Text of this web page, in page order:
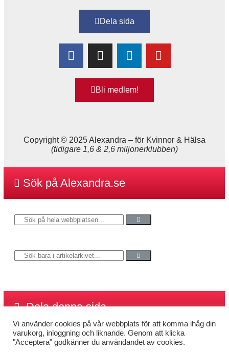
Dela sida
Bli medlem!
Copyright © 2025 Alexandra – för Kvinnor & Hälsa
(tidigare 1,6 & 2,6 miljonerklubben)
Vi använder cookies på vår webbplats för att komma ihåg din
varukorg, inloggning och liknande. Genom att klicka
"Acceptera" godkänner du användandet av cookies.
Sök på Alexandra.se
Dela denna sida